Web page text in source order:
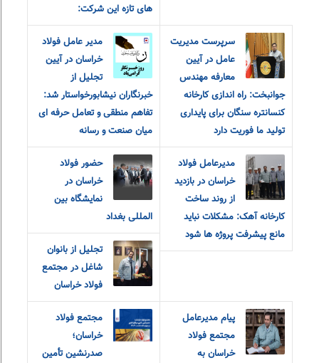
های تازه این شرکت:
سرپرست مدیریت
عامل در آیین
معارفه مهندس
جوانبخت: راه اندازی کارخانه
کنسانتره سنگان برای پایداری
تولید ما فوریت دارد
مدیر عامل فولاد
خراسان در آیین
تجلیل از
خبرنگاران نیشابورخواستار شد:
تفاهم منطقی و تعامل حرفه ای
میان صنعت و رسانه
مدیرعامل فولاد
خراسان در بازدید
از روند ساخت
کارخانه آهک: مشکلات نباید
مانع پیشرفت پروژه ها شود
حضور فولاد
خراسان در
نمایشگاه بین
المللی بغداد
تجلیل از بانوان
شاغل در مجتمع
فولاد خراسان
پیام مدیرعامل
مجتمع فولاد
خراسان به
مجتمع فولاد
خراسان؛
صدرنشین تأمین